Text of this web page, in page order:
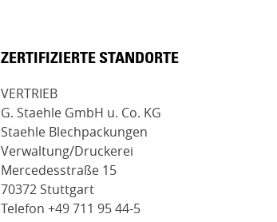
ZERTIFIZIERTE STANDORTE
VERTRIEB
G. Staehle GmbH u. Co. KG
Staehle Blechpackungen
Verwaltung/Druckerei
Mercedesstraße 15
70372 Stuttgart
Telefon +49 711 95 44-5